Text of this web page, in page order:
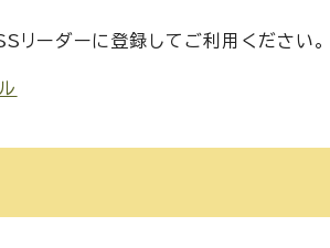
ーダーに登録してご利用ください。